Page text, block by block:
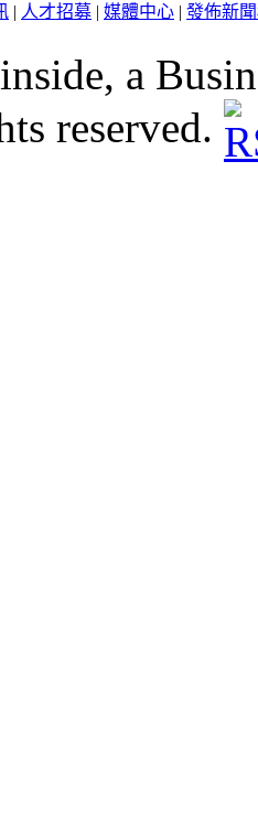
| 人才招募 | 媒體中心 | 發佈新
a
reserved.